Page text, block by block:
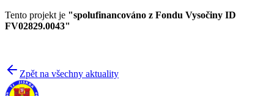
Tento projekt je "spolufinancováno z Fondu Vysočiny ID
FV02829.0043"
Zpět na všechny aktuality